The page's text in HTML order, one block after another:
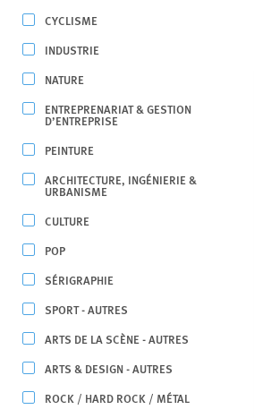
CYCLISME
INDUSTRIE
NATURE
ENTREPRENARIAT & GESTION
D’ENTREPRISE
PEINTURE
ARCHITECTURE, INGÉNIERIE &
URBANISME
CULTURE
POP
SÉRIGRAPHIE
SPORT - AUTRES
ARTS DE LA SCÈNE - AUTRES
ARTS & DESIGN - AUTRES
ROCK / HARD ROCK / MÉTAL